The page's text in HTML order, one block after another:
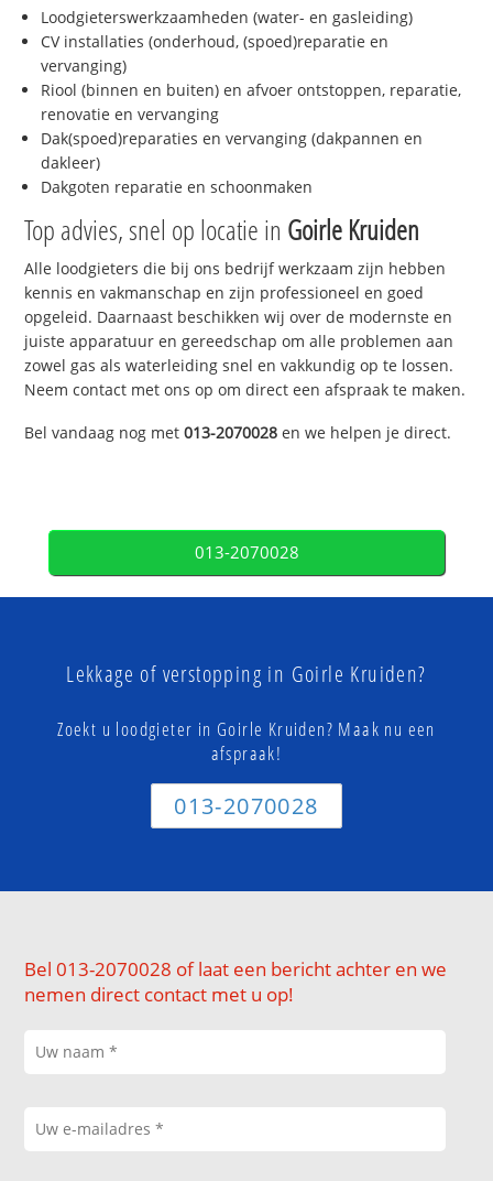
Loodgieterswerkzaamheden (water- en gasleiding)
CV installaties (onderhoud, (spoed)reparatie en
vervanging)
Riool (binnen en buiten) en afvoer ontstoppen, reparatie,
renovatie en vervanging
Dak(spoed)reparaties en vervanging (dakpannen en
dakleer)
Dakgoten reparatie en schoonmaken
Top advies, snel op locatie in Goirle Kruiden
Alle loodgieters die bij ons bedrijf werkzaam zijn hebben
kennis en vakmanschap en zijn professioneel en goed
opgeleid. Daarnaast beschikken wij over de modernste en
juiste apparatuur en gereedschap om alle problemen aan
zowel gas als waterleiding snel en vakkundig op te lossen.
Neem contact met ons op om direct een afspraak te maken.
Bel vandaag nog met013-2070028 en we helpen je direct.
013-2070028
Lekkage of verstopping in Goirle Kruiden?
Zoekt u loodgieter in Goirle Kruiden? Maak nu een
afspraak!
013-2070028
Bel 013-2070028 of laat een bericht achter en we
nemen direct contact met u op!